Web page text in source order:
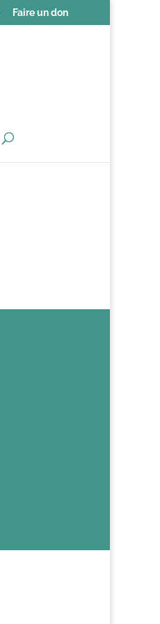
Faire un don